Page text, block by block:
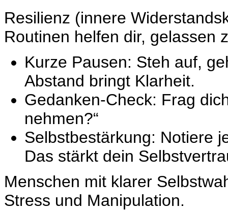
Resilienz (innere
Routinen helfen dir, gelassen
Kurze Pausen: Steh auf,
Abstand bringt Klarheit.
Gedanken-Check: Frag
nehmen?“
Selbstbestärkung: Notiere
Das stärkt dein
Menschen mit klarer
Stress und Manipulation.